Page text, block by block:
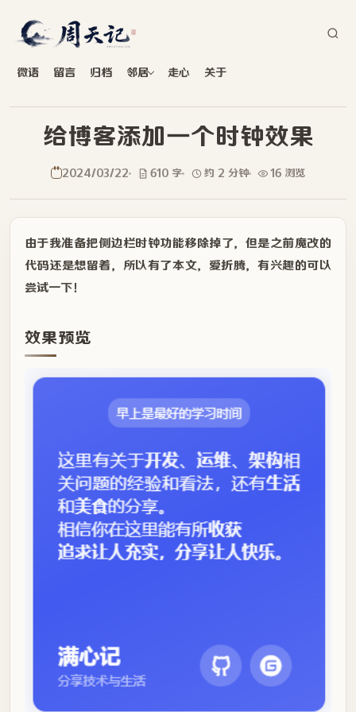
微语 留言 归档 邻居 走心 关于
给博客添加一个时钟效果
2024/03/22 610 字 约 2 分钟 16 浏览
由于我准备把侧边栏时钟功能移除掉了，但是之前魔改的
代码还是想留着，所以有了本文，爱折腾，有兴趣的可以
尝试一下！
效果预览